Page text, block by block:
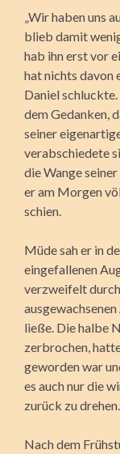
„Wir haben uns
blieb damit
hab ihn erst vor
hat nichts davon
Daniel
dem Gedanken,
seiner
verabschiedete
die Wange
er am Morgen
schien.
Müde sah er in
eingefallenen
verzweifelt
ließe. Die halbe
zerbrochen,
geworden war
es auch nur die
zurück zu drehen.
Nach dem